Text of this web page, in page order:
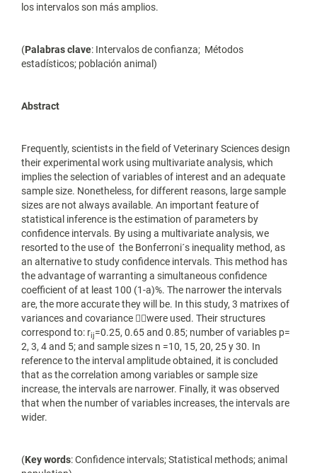
los intervalos son más amplios.
(Palabras clave: Intervalos de confianza; Métodos
estadísticos; población animal)
Abstract
Frequently, scientists in the field of Veterinary Sciences design
their experimental work using multivariate analysis, which
implies the selection of variables of interest and an adequate
sample size. Nonetheless, for different reasons, large sample
sizes are not always available. An important feature of
statistical inference is the estimation of parameters by
confidence intervals. By using a multivariate analysis, we
resorted to the use of the Bonferroni´s inequality method, as
an alternative to study confidence intervals. This method has
the advantage of warranting a simultaneous confidence
coefficient of at least 100 (1-a)%. The narrower the intervals
are, the more accurate they will be. In this study, 3 matrixes of
variances and covariance were used. Their structures
correspond to: rij=0.25, 0.65 and 0.85; number of variables p=
2, 3, 4 and 5; and sample sizes n =10, 15, 20, 25 y 30. In
reference to the interval amplitude obtained, it is concluded
that as the correlation among variables or sample size
increase, the intervals are narrower. Finally, it was observed
that when the number of variables increases, the intervals are
wider.
(Key words: Confidence intervals; Statistical methods; animal